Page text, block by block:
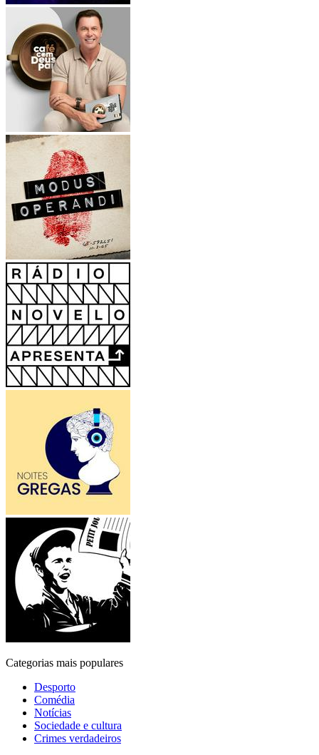
Categorias mais populares
Desporto
Comédia
Notícias
Sociedade e cultura
Crimes verdadeiros